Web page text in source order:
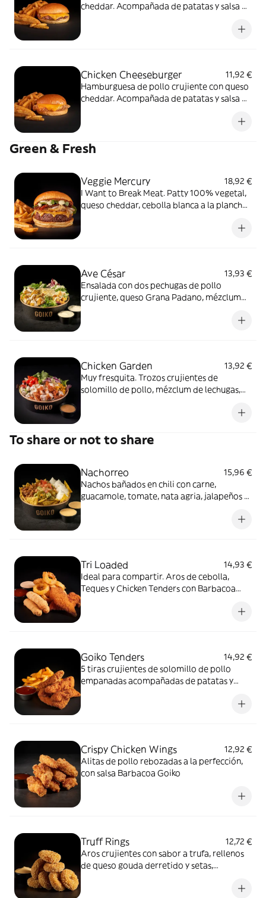
cheddar. Acompañada de patatas y salsa de
Chicken Cheeseburger
11,92 €
Hamburguesa de pollo crujiente con queso
cheddar. Acompañada de patatas y salsa de
Green & Fresh
Veggie Mercury
18,92 €
I Want to Break Meat. Patty 100% vegetal,
queso cheddar, cebolla blanca a la plancha,
Ave César
13,93 €
Ensalada con dos pechugas de pollo
crujiente, queso Grana Padano, mézclum
Chicken Garden
13,92 €
Muy fresquita. Trozos crujientes de
solomillo de pollo, mézclum de lechugas,
To share or not to share
Nachorreo
15,96 €
Nachos bañados en chili con carne,
guacamole, tomate, nata agria, jalapeños y
Tri Loaded
14,93 €
Ideal para compartir. Aros de cebolla,
Teques y Chicken Tenders con Barbacoa
Goiko Tenders
14,92 €
5 tiras crujientes de solomillo de pollo
empanadas acompañadas de patatas y
Crispy Chicken Wings
12,92 €
Alitas de pollo rebozadas a la perfección,
con salsa Barbacoa Goiko
Truff Rings
12,72 €
Aros crujientes con sabor a trufa, rellenos
de queso gouda derretido y setas,